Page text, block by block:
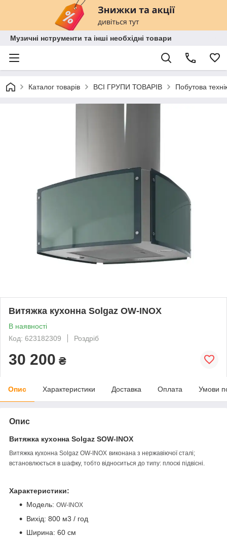
Музичні нструменти та інші необхідні товари
Каталог товарів ВСІ ГРУПИ ТОВАРІВ Побутова
Витяжка кухонна Solgaz OW-INOX
В наявності
Код: 623182309
Роздріб
30 200 ₴
Опис Характеристики Доставка Оплата Умови
Опис
Витяжка кухонна Solgaz SOW-INOX
Витяжка кухонна Solgaz OW-INOX виконана з нержавіючої сталі;
встановлюється в шафку, тобто відноситься до типу: плоскі підвісні.
Характеристики:
Модель: OW-INOX
Вихід: 800 м3 / год
Ширина: 60 см